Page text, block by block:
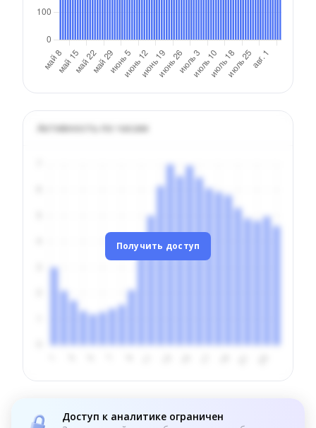
Активность по часам
Получить доступ
Доступ к аналитике ограничен